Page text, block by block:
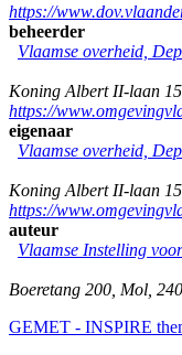
https://
beheerder
Vlaamse overheid,
Koning Albert II-laan
https://
eigenaar
Vlaamse overheid,
Koning Albert II-laan
https://
auteur
Vlaamse Instelling
Boeretang 200 Mol
GEMET - INSPIRE